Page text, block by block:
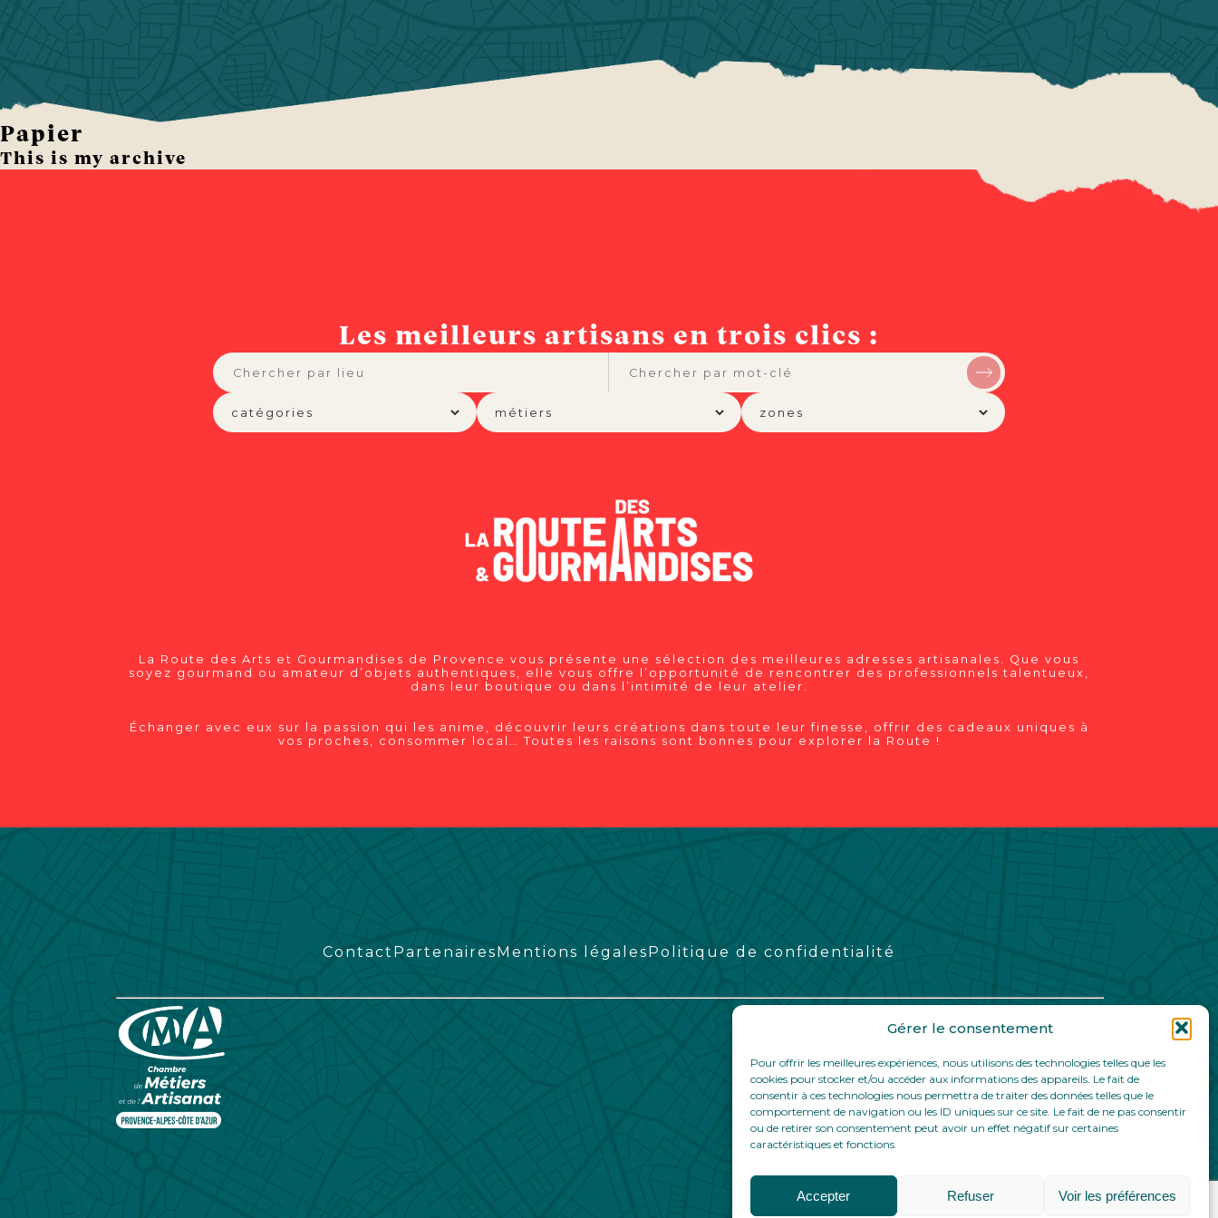
Gérer le consentement
Pour offrir les meilleures expériences, nous utilisons des technologies telles que les
cookies pour stocker et/ou accéder aux informations des appareils. Le fait de
consentir à ces technologies nous permettra de traiter des données telles que le
comportement de navigation ou les ID uniques sur ce site. Le fait de ne pas consentir
ou de retirer son consentement peut avoir un effet négatif sur certaines
caractéristiques et fonctions.
Accepter Refuser Voir les préférences
Papier
This is my archive
Les meilleurs artisans en trois clics :
La Route des Arts et Gourmandises de Provence vous présente une sélection des meilleures adresses artisanales. Que vous
soyez gourmand ou amateur d’objets authentiques, elle vous offre l’opportunité de rencontrer des professionnels talentueux,
dans leur boutique ou dans l’intimité de leur atelier.
Échanger avec eux sur la passion qui les anime, découvrir leurs créations dans toute leur finesse, offrir des cadeaux uniques à
vos proches, consommer local… Toutes les raisons sont bonnes pour explorer la Route !
Contact PartenairesMentions légalesPolitique de confidentialité